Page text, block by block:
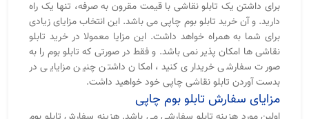
برای داشتن یک تابلو نقاشی با قیمت مقرون به صرفه، تنها یک راه
دارید. و آن خرید تابلو بوم چاپی می باشد. این انتخاب مزایای زیادی
برای شما به همراه خواهد داشت. این مزایا معمولا در خرید تابلو
نقاشی ها امکان پذیر نمی باشد. و فقط در صورتی که تابلو بوم را به
صورت سفارشی خریداری کنید، امکان داشتن چنین مزایایی در
بدست آوردن تابلو نقاشی چاپی خود خواهید داشت.
مزایای سفارش تابلو بوم چاپی